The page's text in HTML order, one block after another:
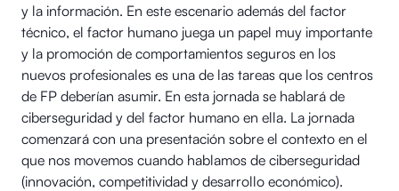
y la información. En este escenario además del factor
técnico, el factor humano juega un papel muy importante
y la promoción de comportamientos seguros en los
nuevos profesionales es una de las tareas que los centros
de FP deberían asumir. En esta jornada se hablará de
ciberseguridad y del factor humano en ella. La jornada
comenzará con una presentación sobre el contexto en el
que nos movemos cuando hablamos de ciberseguridad
(innovación, competitividad y desarrollo económico).